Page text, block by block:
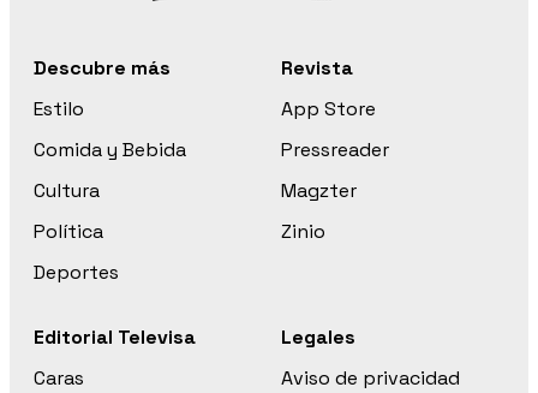
Descubre más
Estilo
Comida y Bebida
Cultura
Política
Deportes
Revista
App Store
Pressreader
Magzter
Zinio
Editorial Televisa
Caras
Legales
Aviso de privacidad